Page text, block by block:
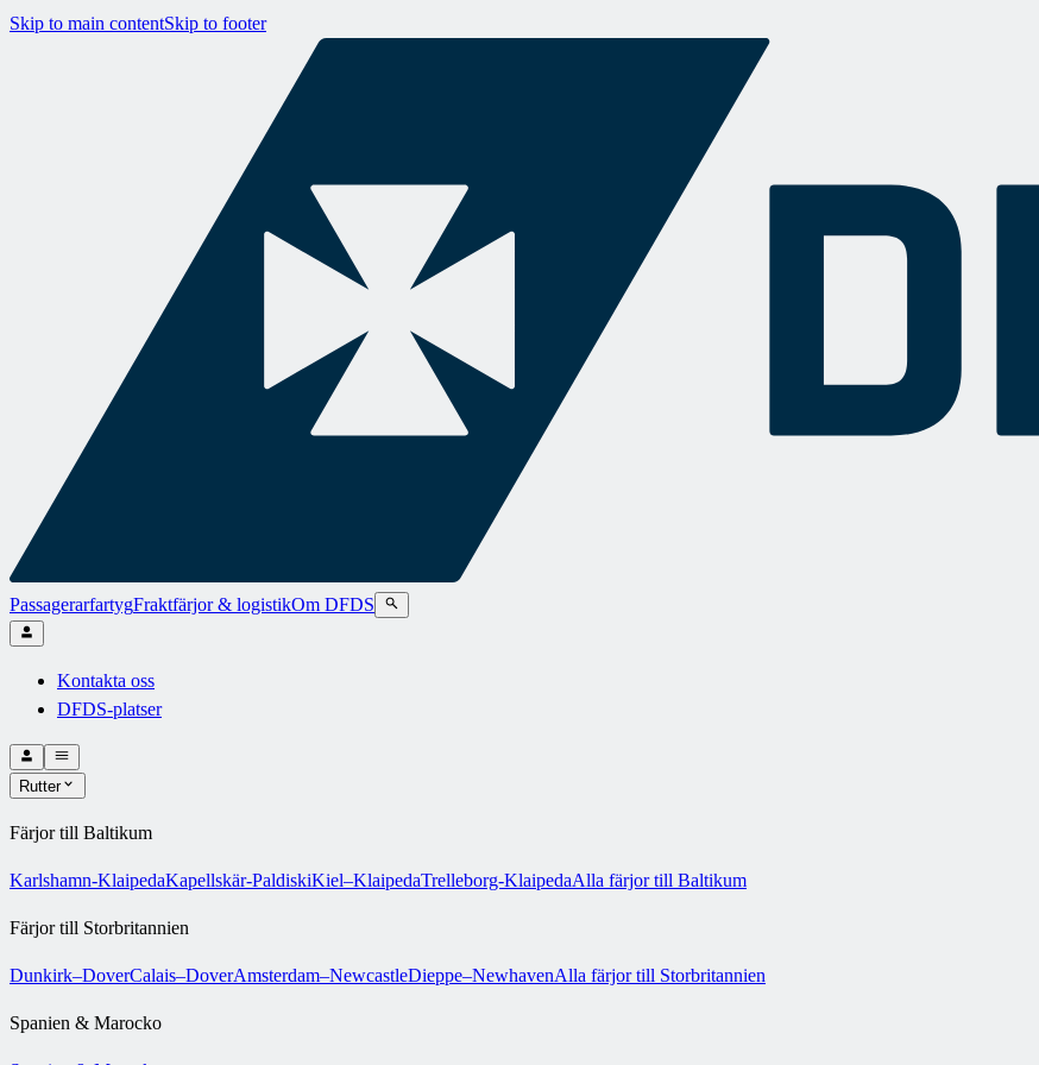
Skip to main contentSkip to footer
PassagerarfartygFraktfärjor & logistikOm DFDS
Kontakta oss
DFDS-platser
Rutter
Färjor till Baltikum
Karlshamn-KlaipedaKapellskär-PaldiskiKiel–KlaipedaTrelleborg-KlaipedaAlla färjor till Baltikum
Färjor till Storbritannien
Dunkirk–DoverCalais–DoverAmsterdam–NewcastleDieppe–NewhavenAlla färjor till Storbritannien
Spanien & Marocko